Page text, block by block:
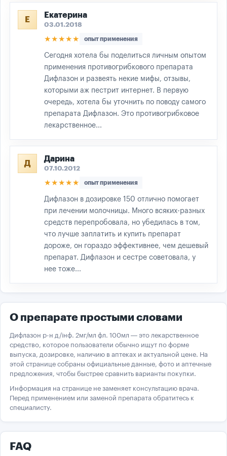
Е
Екатерина
03.01.2018
★★★★★ опыт применения
Сегодня хотела бы поделиться личным опытом
применения противогрибкового препарата
Дифлазон и развеять некие мифы, отзывы,
которыми аж пестрит интернет. В первую
очередь, хотела бы уточнить по поводу самого
препарата Дифлазон. Это противогрибковое
лекарственное...
Д
Дарина
07.10.2012
★★★★★ опыт применения
Дифлазон в дозировке 150 отлично помогает
при лечении молочницы. Много всяких-разных
средств перепробовала, но убедилась в том,
что лучше заплатить и купить препарат
дороже, он гораздо эффективнее, чем дешевый
препарат. Дифлазон и сестре советовала, у
нее тоже...
О препарате простыми словами
Дифлазон р-н д/інф. 2мг/мл фл. 100мл — это лекарственное
средство, которое пользователи обычно ищут по форме
выпуска, дозировке, наличию в аптеках и актуальной цене. На
этой странице собраны официальные данные, фото и аптечные
предложения, чтобы быстрее сравнить варианты покупки.
Информация на странице не заменяет консультацию врача.
Перед применением или заменой препарата обратитесь к
специалисту.
FAQ